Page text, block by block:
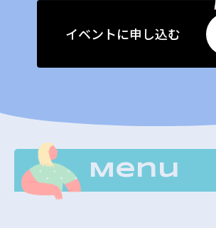
イベントに申し込む
Menu